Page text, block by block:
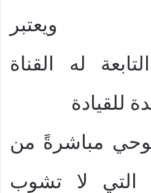
ويعتبر
له القناة
للقيادة
مباشرةً من
التي لا تشوب